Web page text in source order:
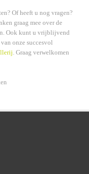
Of heeft u nog vragen?
graag mee over de
Ook kunt u vrijblijvend
onze succesvol
. Graag verwelkomen